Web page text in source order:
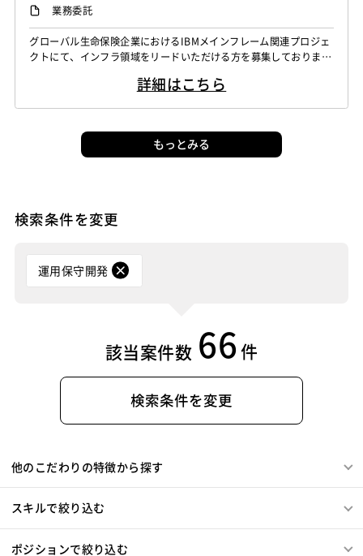
シニア・定年層歓迎
業務委託
グローバル生命保険企業におけるIBMメインフレーム関連プロジェ
クトにて、インフラ領域をリードいただける方を募集しておりま
アーキテクチャの推進や、技術的な課題解決を担当いただきます。
詳細はこちら
もっとみる
検索条件を変更
運用保守開発
該当案件数 66 件
検索条件を変更
他のこだわりの特徴から探す
スキルで絞り込む
ポジションで絞り込む